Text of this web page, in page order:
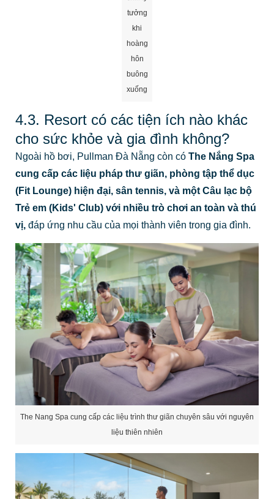
hôn buông xuống
4.3. Resort có các tiện ích nào khác
cho sức khỏe và gia đình không?
Ngoài hồ bơi, Pullman Đà Nẵng còn có
(Fit Lounge) hiện đại, sân tennis, và một Câu lạc bộ
Trẻ em (Kids' Club) với nhiều trò chơi an toàn và thú
vị,đáp ứng nhu cầu của mọi thành viên trong gia đình.
The Nang Spa cung cấp các liệu trình thư giãn chuyên sâu với nguyên
liệu thiên nhiên